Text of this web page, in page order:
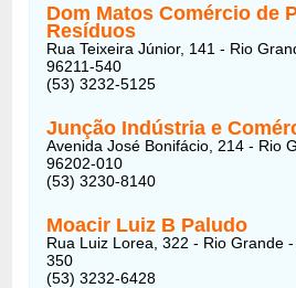
Dom Matos Comércio de
Resíduos
Rua Teixeira Júnior, 141 - Rio
96211-540
(53) 3232-5125
Junção Indústria e
Avenida José Bonifácio, 214 - Rio
96202-010
(53) 3230-8140
Moacir Luiz B Paludo
Rua Luiz Lorea, 322 - Rio Grande
350
(53) 3232-6428